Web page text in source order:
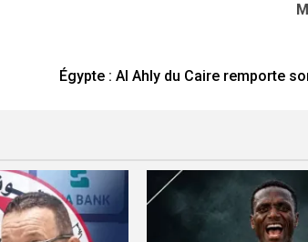
Égypte : Al Ahly du Caire remporte